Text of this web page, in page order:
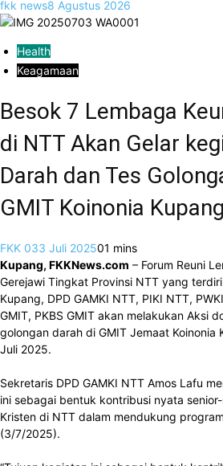
fkk news8 Agustus 2026
Health
Keagamaan
Besok 7 Lembaga
di NTT Akan Gelar
Darah dan Tes
GMIT Koinonia Kupang
FKK 033 Juli 202501 mins
Kupang, FKKNews.com – Forum Reuni
Gerejawi Tingkat Provinsi NTT yang
Kupang, DPD GAMKI NTT, PIKI NTT,
GMIT, PKBS GMIT akan melakukan Aksi
golongan darah di GMIT Jemaat
Juli 2025.
Sekretaris DPD GAMKI NTT Amos Lafu
ini sebagai bentuk kontribusi nyata
Kristen di NTT dalam mendukung
(3/7/2025).